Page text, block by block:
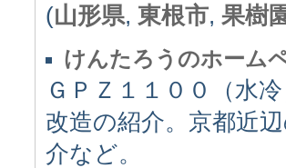
(山形県, 東根市, 果樹
けんたろうのホーム
ＧＰＺ１１００（水
改造の紹介。京都近
介など。